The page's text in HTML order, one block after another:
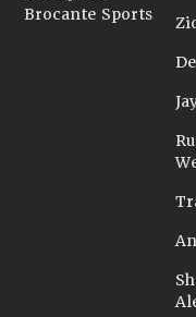
Brocante Sports